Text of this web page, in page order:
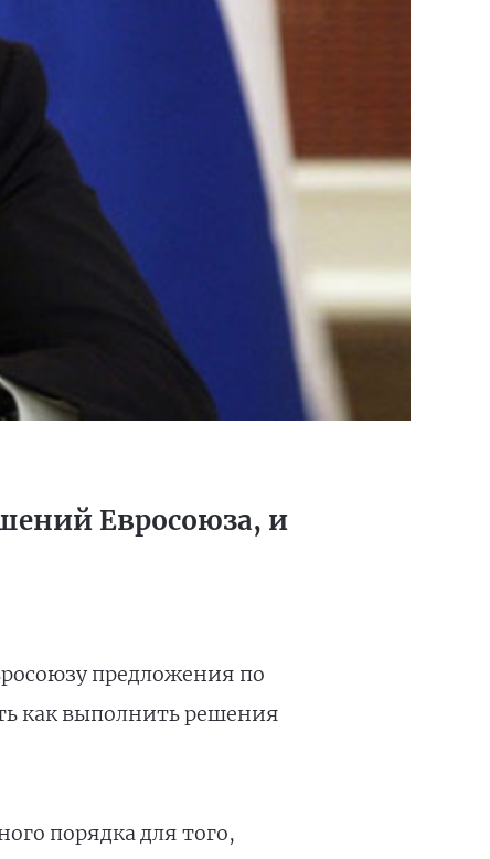
Евросоюза, и
предложения по
как выполнить решения
порядка для того,